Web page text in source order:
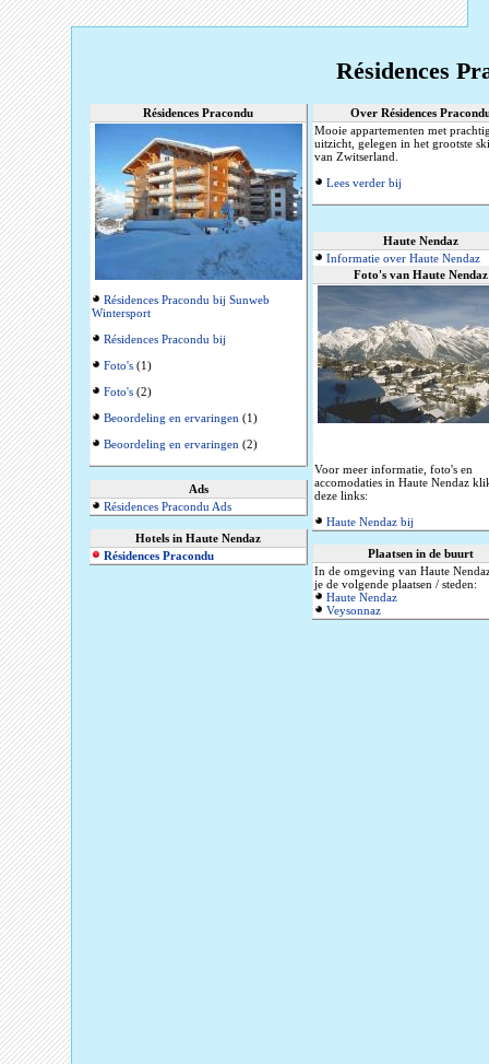
Résidences
Résidences Pracondu
Résidences Pracondu bij Sunweb
Wintersport
Résidences Pracondu bij
Foto's (1)
Foto's (2)
Beoordeling en ervaringen (1)
Beoordeling en ervaringen (2)
Ads
Résidences Pracondu Ads
Hotels in Haute Nendaz
Résidences Pracondu
Over Résidences
Mooie appartementen met
uitzicht, gelegen in het grootste
van Zwitserland.
Lees verder bij
Haute Nendaz
Informatie over Haute Nendaz
Foto's van Haute Nendaz
Voor meer informatie, foto's en
accomodaties in Haute Nendaz
deze links:
Haute Nendaz bij
Plaatsen in de buurt
In de omgeving van Haute
je de volgende plaatsen / steden:
Haute Nendaz
Veysonnaz